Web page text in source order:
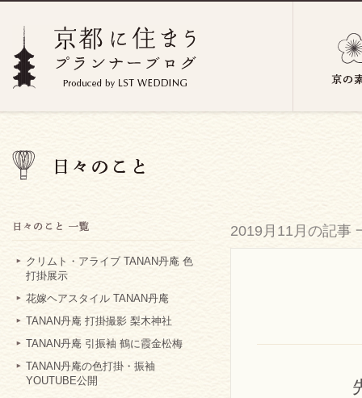
クリムト・アライブ TANAN丹庵 色
打掛展示
花嫁ヘアスタイル TANAN丹庵
TANAN丹庵 打掛撮影 梨木神社
TANAN丹庵 引振袖 鶴に霞金松梅
TANAN丹庵の色打掛・振袖
YOUTUBE公開
2019月11月の記事